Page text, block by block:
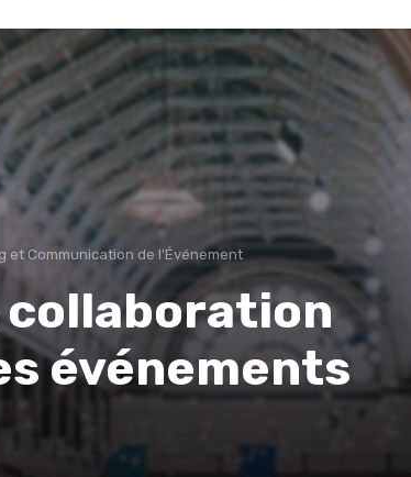
et Communication de l'Événement
collaboration
événements